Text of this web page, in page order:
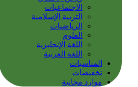
الاجتماعيات
التربية الإسلامية
الرياضيات
العلوم
اللغة الإنجليزية
اللغة العربية
المناسبات
تخفيضات
موارد مجانية